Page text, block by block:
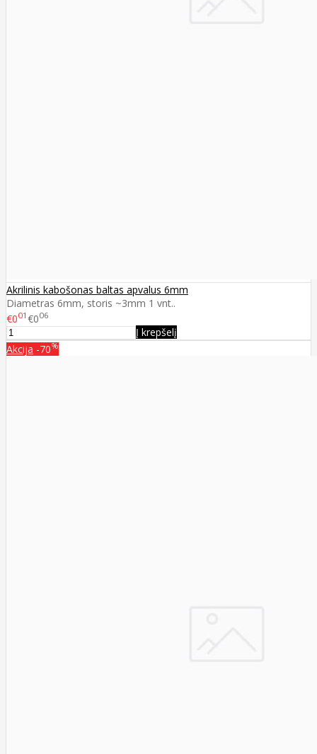
Akrilinis kabošonas baltas apvalus 6mm
Diametras 6mm, storis ~3mm 1 vnt..
€001 €006
Į krepšelį
Akcija -70%